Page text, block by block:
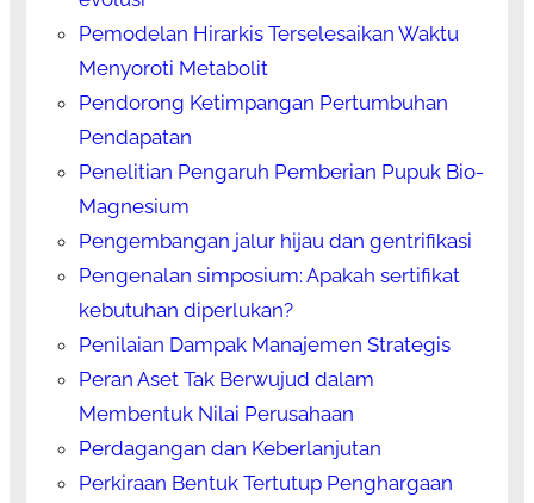
Pemodelan Hirarkis Terselesaikan Waktu
Menyoroti Metabolit
Pendorong Ketimpangan Pertumbuhan
Pendapatan
Penelitian Pengaruh Pemberian Pupuk Bio-
Magnesium
Pengembangan jalur hijau dan gentrifikasi
Pengenalan simposium: Apakah sertifikat
kebutuhan diperlukan?
Penilaian Dampak Manajemen Strategis
Peran Aset Tak Berwujud dalam
Membentuk Nilai Perusahaan
Perdagangan dan Keberlanjutan
Perkiraan Bentuk Tertutup Penghargaan